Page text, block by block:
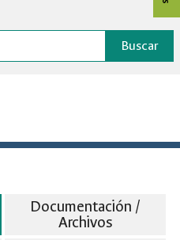
Buscar
Documentación /
Archivos